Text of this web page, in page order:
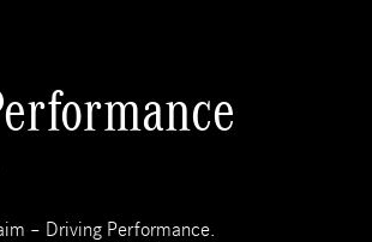
– Driving Performance.